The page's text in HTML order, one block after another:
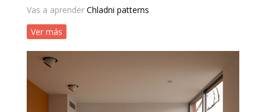
Vas a aprender Chladni patterns
Ver más